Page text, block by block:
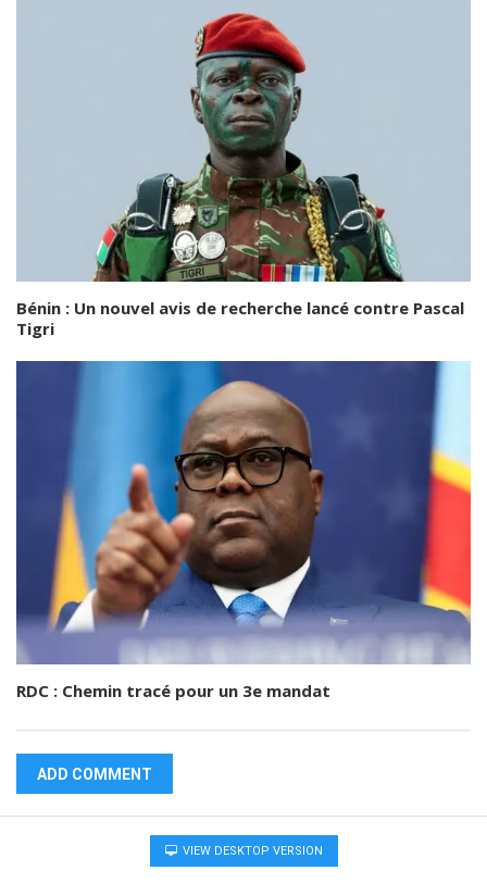
Bénin : Un nouvel avis de recherche lancé contre Pascal
Tigri
RDC : Chemin tracé pour un 3e mandat
ADD COMMENT
VIEW DESKTOP VERSION